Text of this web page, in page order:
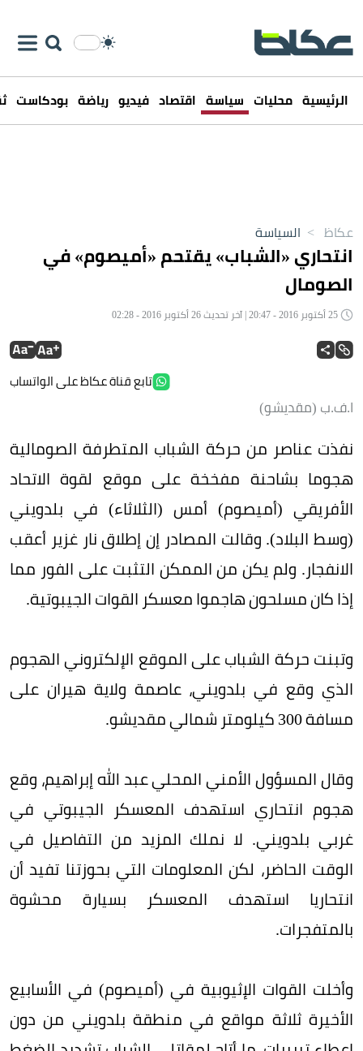
الرئيسية محليات سياسة اقتصاد فيديو رياضة بودكاست
عكاظ > السياسة
انتحاري «الشباب» يقتحم «أميصوم» في
الصومال
تابع قناة عكاظ على الواتساب
ا.ف.ب (مقديشو)
نفذت عناصر من حركة الشباب المتطرفة الصومالية
هجوما بشاحنة مفخخة على موقع لقوة الاتحاد
الأفريقي (أميصوم) أمس (الثلاثاء) في بلدويني
(وسط البلاد). وقالت المصادر إن إطلاق نار غزير أعقب
الانفجار. ولم يكن من الممكن التثبت على الفور مما
إذا كان مسلحون هاجموا معسكر القوات الجيبوتية.
وتبنت حركة الشباب على الموقع الإلكتروني الهجوم
الذي وقع في بلدويني، عاصمة ولاية هيران على
مسافة 300 كيلومتر شمالي مقديشو.
وقال المسؤول الأمني المحلي عبد الله إبراهيم، وقع
هجوم انتحاري استهدف المعسكر الجيبوتي في
غربي بلدويني. لا نملك المزيد من التفاصيل في
الوقت الحاضر، لكن المعلومات التي بحوزتنا تفيد أن
انتحاريا استهدف المعسكر بسيارة محشوة
بالمتفجرات.
وأخلت القوات الإثيوبية في (أميصوم) في الأسابيع
الأخيرة ثلاثة مواقع في منطقة بلدويني من دون